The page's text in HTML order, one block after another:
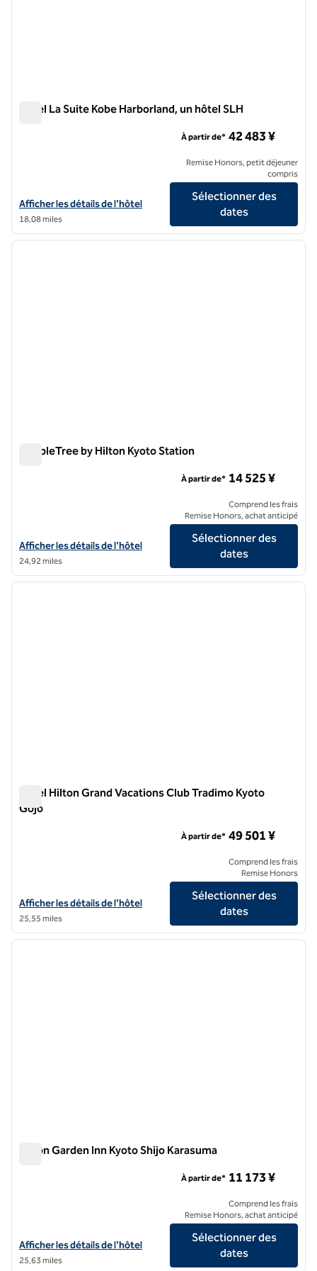
Hôtel La Suite Kobe Harborland, un hôtel SLH
Afficher les détails de l'hôtel La Suite Kobe Harborland, un hôtel SLH
Afficher les détails de l'hôtel
18,08 miles
À partir de* 42 483 ¥
Remise Honors, petit déjeuner
compris
Sélectionner des
dates
1/12
1 sur 12
DoubleTree by Hilton Kyoto Station
Afficher les détails de l'hôtel DoubleTree by Hilton Kyoto Station
Afficher les détails de l'hôtel
24,92 miles
À partir de* 14 525 ¥
Comprend les frais
Remise Honors, achat anticipé
Sélectionner des
dates
1/12
1 sur 12
Hôtel Hilton Grand Vacations Club Tradimo Kyoto
Gojo
Afficher les détails de l'hôtel Hilton Grand Vacations Club Tradimo
Afficher les détails de l'hôtel
25,55 miles
À partir de* 49 501 ¥
Comprend les frais
Remise Honors
Sélectionner des
dates
1/12
1 sur 12
Hilton Garden Inn Kyoto Shijo Karasuma
Afficher les détails de l'hôtel Hilton Garden Inn Kyoto Shijo Karasuma
Afficher les détails de l'hôtel
25,63 miles
À partir de* 11 173 ¥
Comprend les frais
Remise Honors, achat anticipé
Sélectionner des
dates